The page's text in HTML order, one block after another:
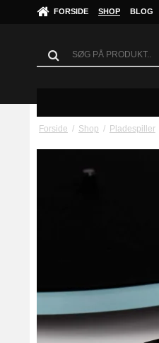
FORSIDE SHOP BLOG
Forside / Shop / Pladespiller